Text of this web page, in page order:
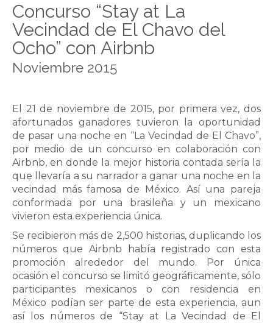
Concurso “Stay at La
Vecindad de El Chavo del
Ocho” con Airbnb
Noviembre 2015
El 21 de noviembre de 2015, por primera vez, dos
afortunados ganadores tuvieron la oportunidad
de pasar una noche en “La Vecindad de El Chavo”,
por medio de un concurso en colaboración con
Airbnb, en donde la mejor historia contada sería la
que llevaría a su narrador a ganar una noche en la
vecindad más famosa de México. Así una pareja
conformada por una brasileña y un mexicano
vivieron esta experiencia única.
Se recibieron más de 2,500 historias, duplicando los
números que Airbnb había registrado con esta
promoción alrededor del mundo. Por única
ocasión el concurso se limitó geográficamente, sólo
participantes mexicanos o con residencia en
México podían ser parte de esta experiencia, aun
así los números de “Stay at La Vecindad de El